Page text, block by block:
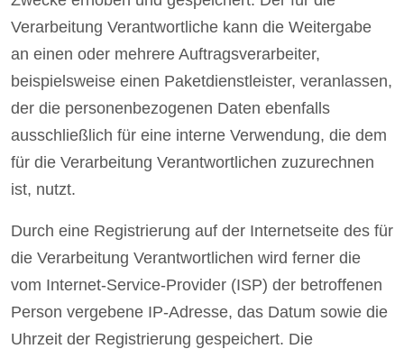
Verarbeitung Verantwortliche kann die Weitergabe
an einen oder mehrere Auftragsverarbeiter,
beispielsweise einen Paketdienstleister, veranlassen,
der die personenbezogenen Daten ebenfalls
ausschließlich für eine interne Verwendung, die dem
für die Verarbeitung Verantwortlichen zuzurechnen
ist, nutzt.
Durch eine Registrierung auf der Internetseite des für
die Verarbeitung Verantwortlichen wird ferner die
vom Internet-Service-Provider (ISP) der betroffenen
Person vergebene IP-Adresse, das Datum sowie die
Uhrzeit der Registrierung gespeichert. Die